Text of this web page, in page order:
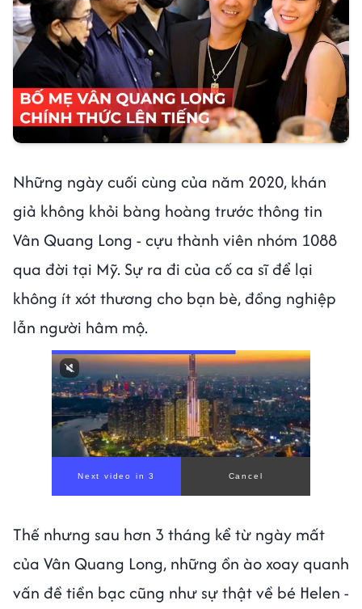
Những ngày cuối cùng của năm 2020, khán
giả không khỏi bàng hoàng trước thông tin
Vân Quang Long - cựu thành viên nhóm 1088
qua đời tại Mỹ. Sự ra đi của cố ca sĩ để lại
không ít xót thương cho bạn bè, đồng nghiệp
lẫn người hâm mộ.
Next video in 1 Cancel
Thế nhưng sau hơn 3 tháng kể từ ngày mất
của Vân Quang Long, những ồn ào xoay quanh
vấn đề tiền bạc cũng như sự thật về bé Helen -